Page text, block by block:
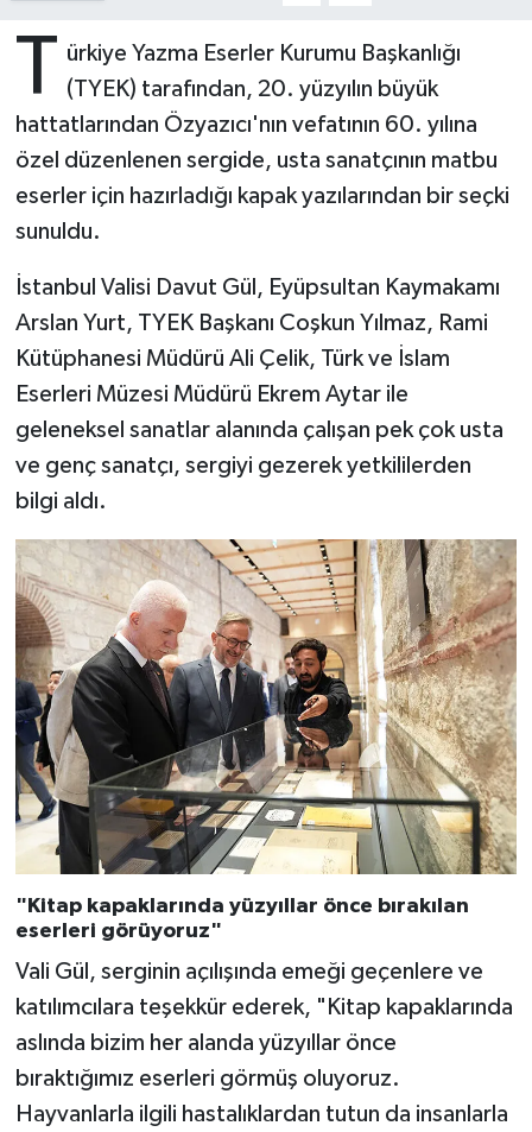
T ürkiye Yazma Eserler Kurumu Başkanlığı
(TYEK) tarafından, 20. yüzyılın büyük
hattatlarından Özyazıcı'nın vefatının 60. yılına
özel düzenlenen sergide, usta sanatçının matbu
eserler için hazırladığı kapak yazılarından bir seçki
sunuldu.
İstanbul Valisi Davut Gül, Eyüpsultan Kaymakamı
Arslan Yurt, TYEK Başkanı Coşkun Yılmaz, Rami
Kütüphanesi Müdürü Ali Çelik, Türk ve İslam
Eserleri Müzesi Müdürü Ekrem Aytar ile
geleneksel sanatlar alanında çalışan pek çok usta
ve genç sanatçı, sergiyi gezerek yetkililerden
bilgi aldı.
"Kitap kapaklarında yüzyıllar önce bırakılan
eserleri görüyoruz"
Vali Gül, serginin açılışında emeği geçenlere ve
katılımcılara teşekkür ederek, "Kitap kapaklarında
aslında bizim her alanda yüzyıllar önce
bıraktığımız eserleri görmüş oluyoruz.
Hayvanlarla ilgili hastalıklardan tutun da insanlarla
Bayburt Müftülüğü
Bilecik Müftülüğü
Bingöl Müftülüğü
Bolu Müftülüğü
Bursa Müftülüğü
Çanakkale Müftülüğü
Çankırı Müftülüğü
Çorum Müftülüğü
Denizli Müftülüğü
Diyarbakır Müftülüğü
Düzce Müftülüğü
Edirne Müftülüğü
Elazığ Müftülüğü
Erzincan Müftülüğü
Erzurum Müftülüğü
Eskişehir Müftülüğü
Zekat
Eğitim
Kültür-Sanat
Aile
Makaleler
Duyurular
Podcast
Bilim, Teknoloji
Biyografiler
Diyanet TV
İhtida Haberleri
YAŞAM